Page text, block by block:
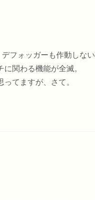
フォッガーも作動しない
関わる機能が全滅。
てますが、さて。